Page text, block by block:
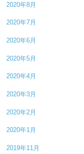
2020年8月
2020年7月
2020年6月
2020年5月
2020年4月
2020年3月
2020年2月
2020年1月
2019年11月